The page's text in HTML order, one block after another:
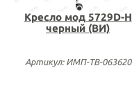
Кресло мод 5729D-H
черный (ВИ)
Артикул: ИМП-ТВ-063620